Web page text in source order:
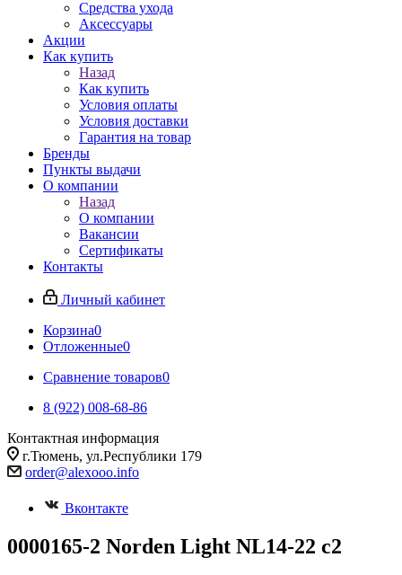
Средства ухода
Аксессуары
Акции
Как купить
Назад
Как купить
Условия оплаты
Условия доставки
Гарантия на товар
Бренды
Пункты выдачи
О компании
Назад
О компании
Вакансии
Сертификаты
Контакты
Личный кабинет
Корзина0
Отложенные0
Сравнение товаров0
8 (922) 008-68-86
Контактная информация
г.Тюмень, ул.Республики 179
order@alexooo.info
Вконтакте
0000165-2 Norden Light NL14-22 с2